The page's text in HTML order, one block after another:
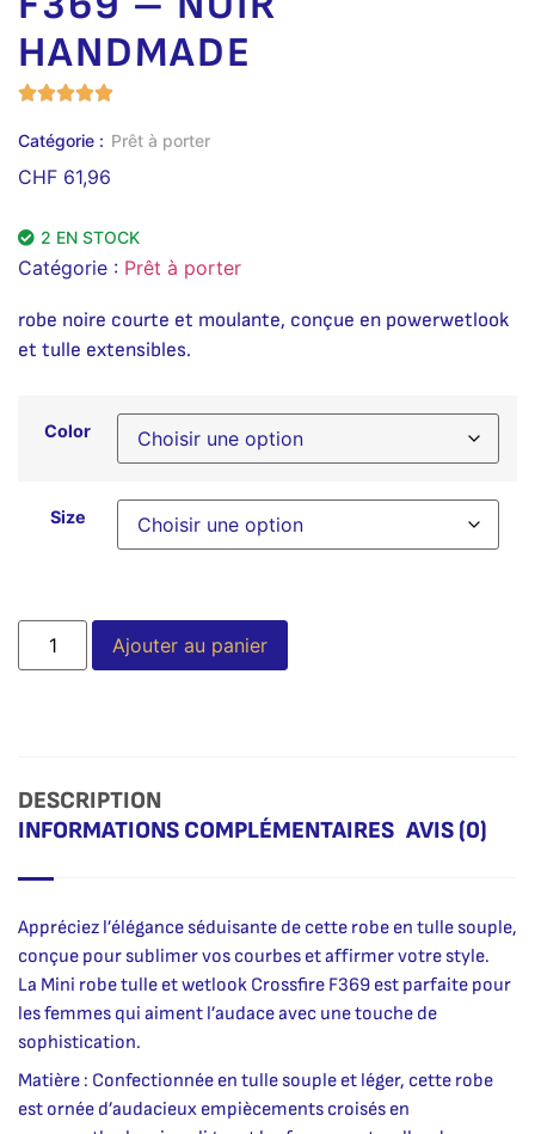
HANDMADE
Catégorie : Prêt à porter
CHF 61,96
2 EN STOCK
Catégorie : Prêt à porter
robe noire courte et moulante, conçue en powerwetlook
et tulle extensibles.
Color
Size
Ajouter au panier
DESCRIPTION
INFORMATIONS COMPLÉMENTAIRES AVIS (0)
Appréciez l’élégance séduisante de cette robe en tulle souple,
conçue pour sublimer vos courbes et affirmer votre style.
La Mini robe tulle et wetlook Crossfire F369 est parfaite pour
les femmes qui aiment l’audace avec une touche de
sophistication.
Matière : Confectionnée en tulle souple et léger, cette robe
est ornée d’audacieux empiècements croisés en